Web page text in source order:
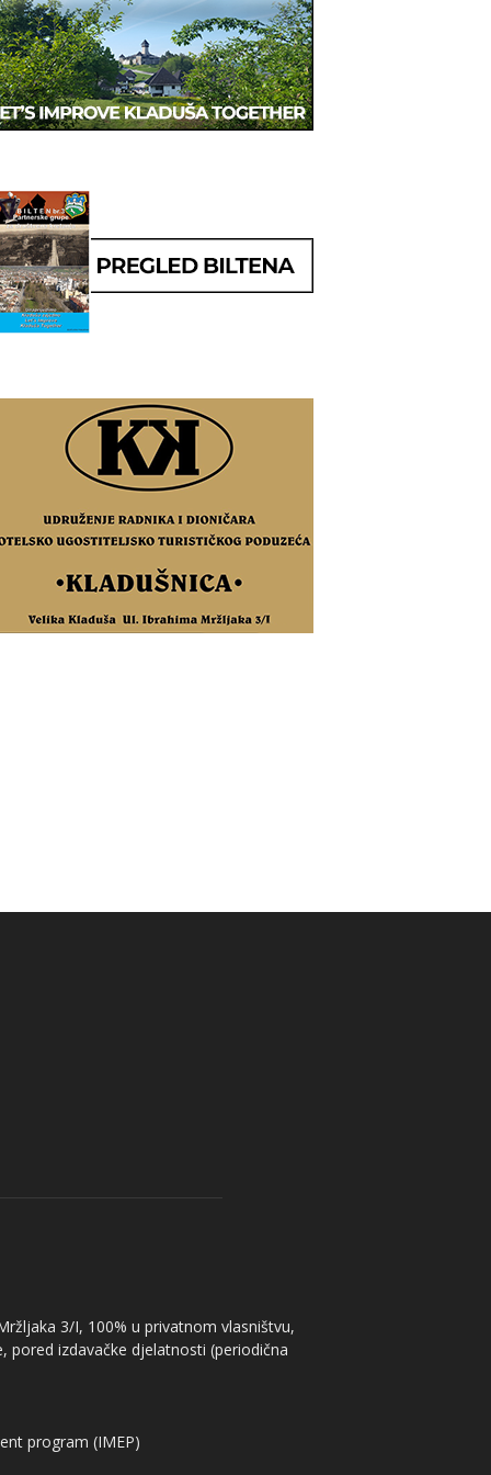
3/I, 100% u privatnom vlasništvu,
pored izdavačke djelatnosti (periodična
program (IMEP)